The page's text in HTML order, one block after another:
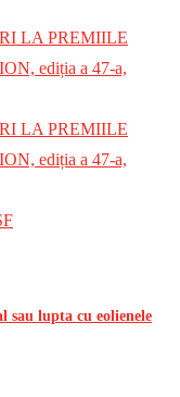
LA PREMIILE
ediția a 47-a,
LA PREMIILE
ediția a 47-a,
sau lupta cu eolienele